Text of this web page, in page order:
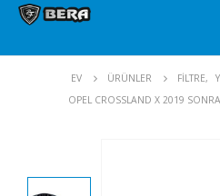
EV ÜRÜNLER FİLTRE,
OPEL CROSSLAND X 2019